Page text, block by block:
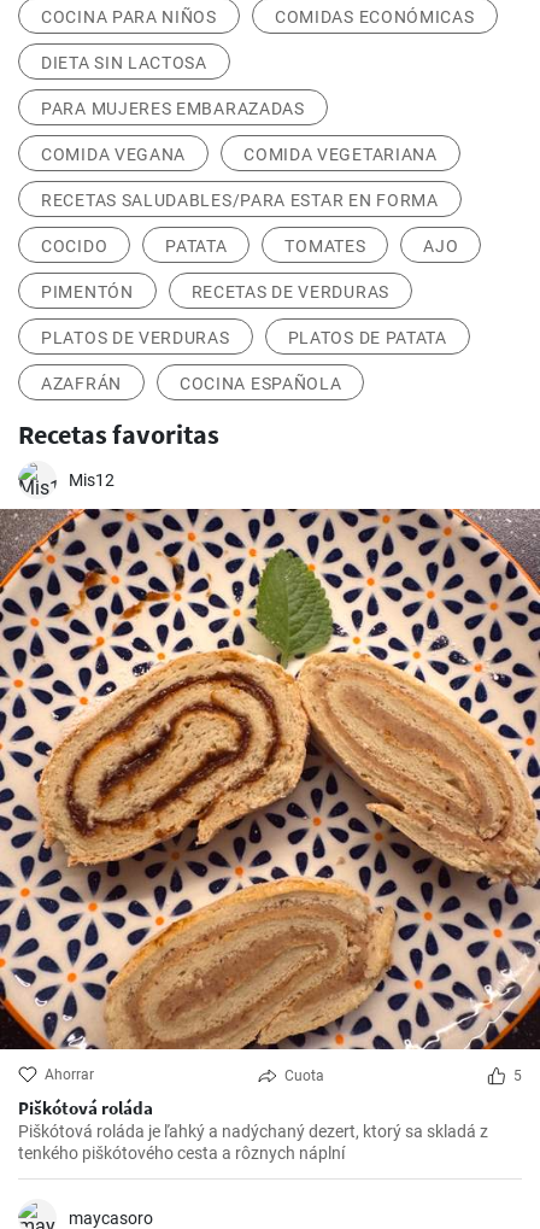
COCINA PARA NIÑOS COMIDAS ECONÓMICAS
DIETA SIN LACTOSA
PARA MUJERES EMBARAZADAS
COMIDA VEGANA COMIDA VEGETARIANA
RECETAS SALUDABLES/PARA ESTAR EN FORMA
COCIDO PATATA TOMATES AJO
PIMENTÓN RECETAS DE VERDURAS
PLATOS DE VERDURAS PLATOS DE PATATA
AZAFRÁN COCINA ESPAÑOLA
Recetas favoritas
Mis12
Ahorrar Cuota 5
Piškótová roláda
Piškótová roláda je ľahký a nadýchaný dezert, ktorý sa skladá z
tenkého piškótového cesta a rôznych náplní
maycasoro